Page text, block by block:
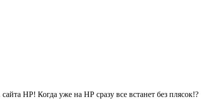
НР! Когда уже на НР сразу все встанет без плясок!?